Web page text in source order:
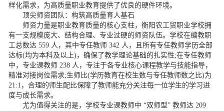
样化需求，为高质量职业教育提供了优良的硬件环境。​
顶尖师资团队：构筑高质量育人基石​
师资力量是职业教育质量的核心支柱，衡阳农工贸职业学校拥
有一支规模庞大、结构合理、专业过硬的师资队伍。学校在编教职
工总数达 559 人，其中专任教师 342 人，且所有专任教师学历全部
达标(均为本科及以上)，确保了教学理论基础的扎实性;在专任教师
中，专业课教师 238 人，专注于各专业核心课程教学与技能指导，
精准对接岗位需求;生师比(学历教育在校生数与专任教师数之比)为
21:1，合理的师生配比保障了教师能充分关注每一位学生的学习进
度与成长需求。​
尤为值得关注的是，学校专业课教师中 “双师型” 教师达 209